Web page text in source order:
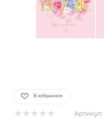
В избранное
Артикул: